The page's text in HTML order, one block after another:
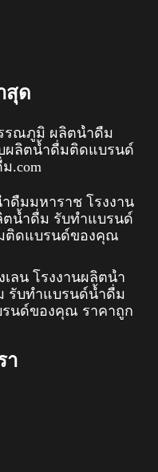
สุด
รณภูมิ ผลิตน้ำดื่ม
ผลิตน้ำดื่มติดแบรนด์
.com
ดื่มมหาราช โรงงาน
น้ำดื่ม รับทำแบรนด์
ติดแบรนด์ของคุณ
ลน โรงงานผลิตน้ำ
รับทำแบรนด์น้ำดื่ม
นด์ของคุณ ราคาถูก
า